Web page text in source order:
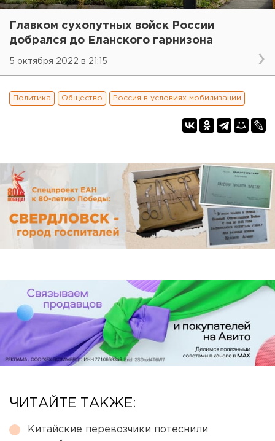
Главком сухопутных войск России
добрался до Еланского гарнизона
5 октября 2022 в 21:15
Политика Общество Россия в условиях мобилизации
ЧИТАЙТЕ ТАКЖЕ:
Китайские перевозчики потеснили